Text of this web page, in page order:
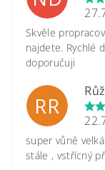
Skvěle
najdete. Rychlé
doporučuji
RR
super vůně
stále , vstřícný